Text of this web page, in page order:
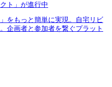
ト」が進行中
をもっと簡単に実現。自宅リビ
企画者と参加者を繋ぐプラット